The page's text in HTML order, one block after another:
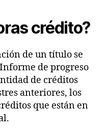
crédito?
de un título se
de progreso
de créditos
anteriores, los
que están en